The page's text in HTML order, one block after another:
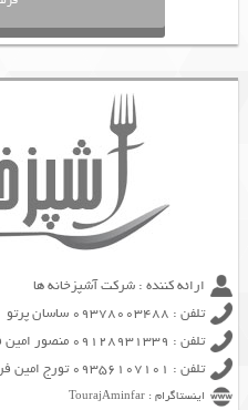
ارائه کننده : شرکت آشپزخانه ها
تلفن : 09378003488 ساسان پرتو
تلفن : 09128931339 منصور امین فر
تلفن : 09356107101 تورج امین فر
اینستاگرام : TourajAminfar